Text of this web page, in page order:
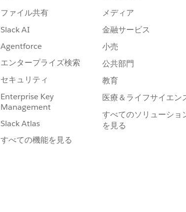
ファイル共有
Slack AI
Agentforce
エンタープライズ検索
セキュリティ
Enterprise Key
Management
Slack Atlas
すべての機能を見る
メディア
金融サービス
小売
公共部門
教育
医療＆ライフサイエン
すべてのソリューショ
を見る